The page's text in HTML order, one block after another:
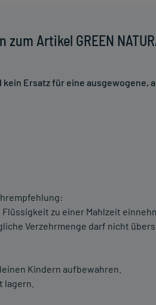
Artikel GREEN
Ersatz für eine ausgewogene,
zu einer Mahlzeit
Verzehrmenge darf nicht
Kindern aufbewahren.